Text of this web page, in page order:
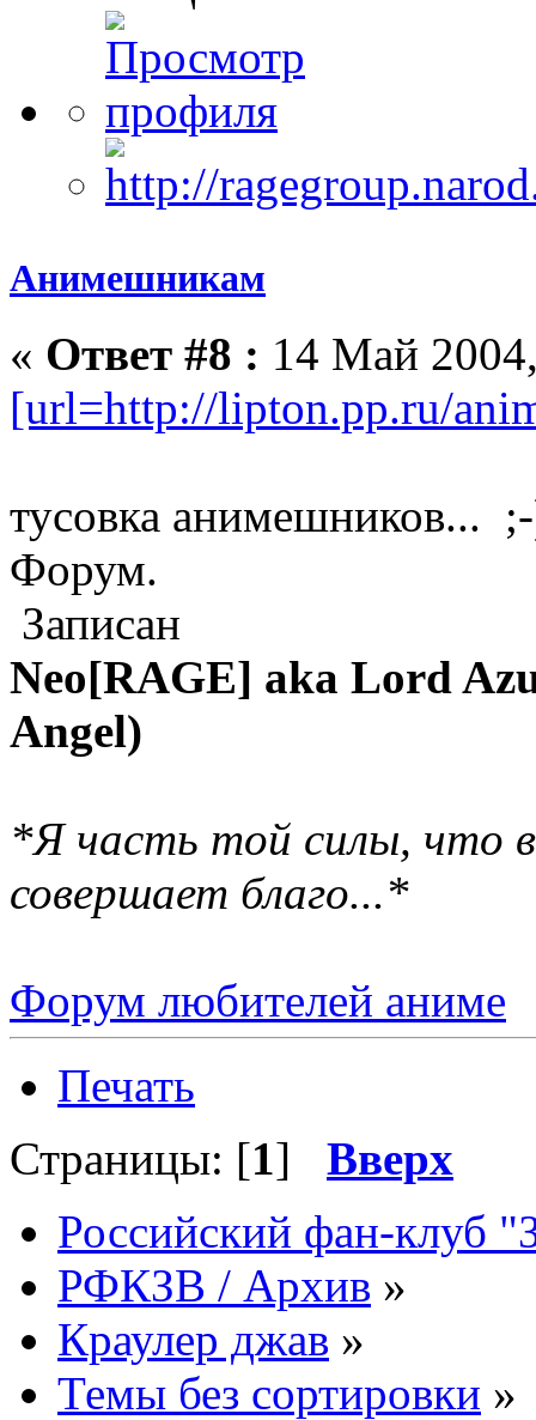
Анимешникам
« Ответ #8 : 14 Май
[url=http://lipton.pp.ru/
тусовка анимешников...
Форум.
Записан
Neo[RAGE] aka Lord
Angel)
*Я часть той силы, что
совершает благо...*
Форум любителей аниме
Печать
Страницы: [1] Вверх
Российский фан-клуб
РФКЗВ / Архив »
Краулер джав »
Темы без сортировки »